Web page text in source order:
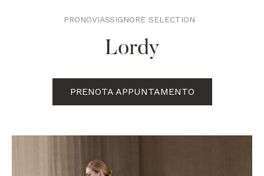
PRONOVIAS,
SIGNORE SELECTION
Lordy
PRENOTA APPUNTAMENTO